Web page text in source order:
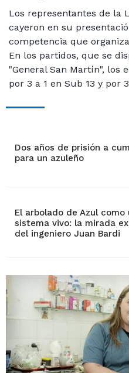
Los representantes de la
cayeron en su
competencia que
En los partidos, que se
"General San Martín", los
por 3 a 1 en Sub 13 y por
Dos años de prisión a
para un azuleño
El arbolado de Azul como
sistema vivo: la mirada
del ingeniero Juan Bardi